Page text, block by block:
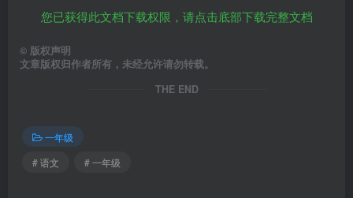
您已获得此文档下载权限，请点击底部下载完整文档
© 版权声明
文章版权归作者所有，未经允许请勿转载。
THE END
一年级
# 语文
# 一年级